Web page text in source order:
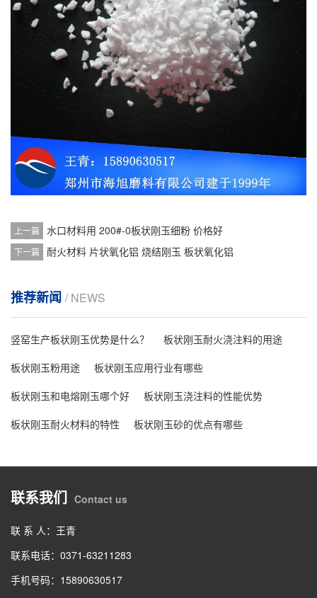
上一篇 水口材料用 200#-0板状刚玉细粉 价格好
下一篇 耐火材料 片状氧化铝 烧结刚玉 板状氧化铝
推荐新闻 / NEWS
竖窑生产板状刚玉优势是什么？
板状刚玉耐火浇注料的用途
板状刚玉粉用途
板状刚玉应用行业有哪些
板状刚玉和电熔刚玉哪个好
板状刚玉浇注料的性能优势
板状刚玉耐火材料的特性
板状刚玉砂的优点有哪些
联系我们 Contact us
联 系 人：王青
联系电话：0371-63211283
手机号码：15890630517